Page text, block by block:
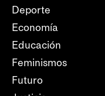
Deporte
Economía
Educación
Feminismos
Futuro